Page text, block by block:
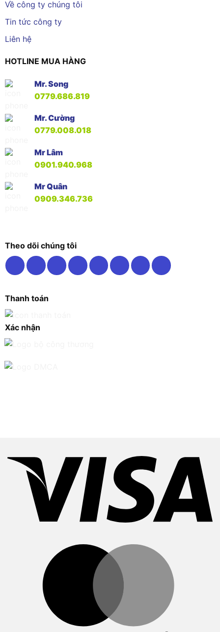
Về công ty chúng tôi
Tin tức công ty
Liên hệ
HOTLINE MUA HÀNG
Mr. Song
0779.686.819
Mr. Cường
0779.008.018
Mr Lâm
0901.940.968
Mr Quân
0909.346.736
Theo dõi chúng tôi
Thanh toán
Xác nhận